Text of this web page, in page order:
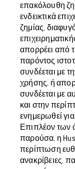
επακόλουθη
ενδεικτικά
ζημίας,
απορρέει από
παρόντος
συνδέεται με
χρήσης, ή
συνδέεται με
και στην
ενημερωθεί
Επιπλέον των
παρούσα, η
περίπτωση
ανακρίβειες,